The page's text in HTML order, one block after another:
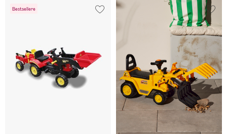
Bestsellere